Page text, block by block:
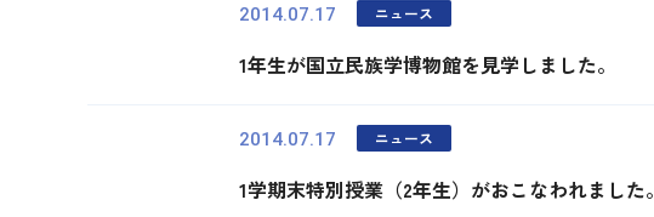
2014.07.17 ニュース
1年生が国立民族学博物館を見学しました。
2014.07.17 ニュース
1学期末特別授業（2年生）がおこなわれました。